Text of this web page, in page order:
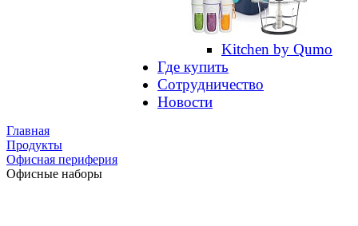
Kitchen by Qumo
Где купить
Сотрудничество
Новости
Главная
Продукты
Офисная периферия
Офисные наборы